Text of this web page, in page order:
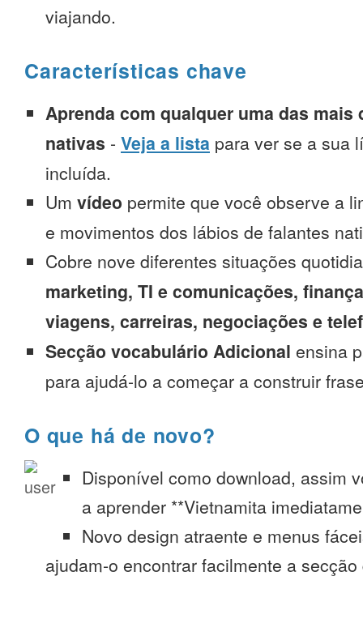
viajando.
Características chave
Aprenda com qualquer uma das mais
nativas - Veja a lista para ver se a sua
incluída.
Um vídeo permite que você observe a
e movimentos dos lábios de falantes
Cobre nove diferentes situações
marketing, TI e comunicações,
viagens, carreiras, negociações e
Secção vocabulário Adicional ensina
para ajudá-lo a começar a construir
O que há de novo?
Disponível como download, assim
a aprender **Vietnamita
Novo design atraente e menus
ajudam-o encontrar facilmente a